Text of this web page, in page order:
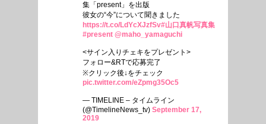
集「present」を出版
彼女の“今”について聞きました
https://t.co/LdYcXJzfSv#山口真帆写真集
#present @maho_yamaguchi
<サイン入りチェキをプレゼント>
フォロー&RTで応募完了
※クリック後↓をチェック
pic.twitter.com/eZpmg35Oc5
— TIMELINE – タイムライン
(@TimelineNews_tv) September 17,
2019